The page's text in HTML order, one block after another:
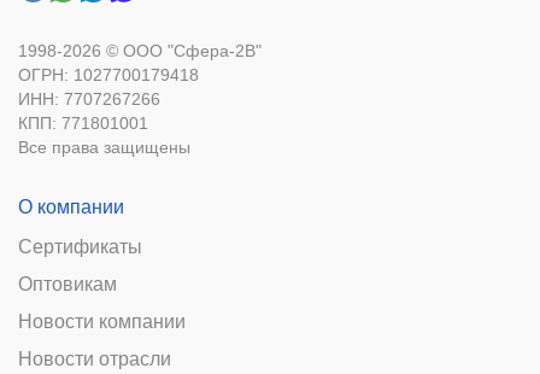
1998-2026 © ООО "Сфера-2В"
ОГРН: 1027700179418
ИНН: 7707267266
КПП: 771801001
Все права защищены
О компании
Сертификаты
Оптовикам
Новости компании
Новости отрасли